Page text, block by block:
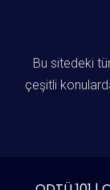
Bu sitedeki
çeşitli